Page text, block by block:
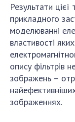
Оцінювання
наукових
Конкурси
Відкрита
Підготовка
Робота з
Результати
прикладного
моделюванні
властивості
опису фільтрів
зображень –
зображеннях.